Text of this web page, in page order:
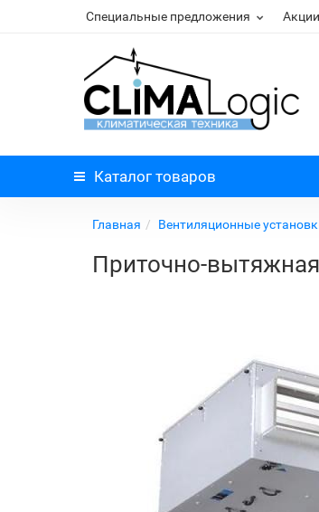
Специальные предложения Акции
Каталог товаров
Главная Вентиляционные
Приточно-вытяжная